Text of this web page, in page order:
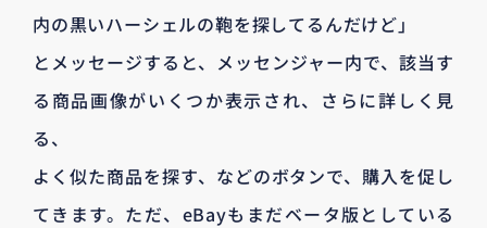
内の黒いハーシェルの鞄を探してるんだけど」
とメッセージすると、メッセンジャー内で、該当す
る商品画像がいくつか表示され、さらに詳しく見
る、
よく似た商品を探す、などのボタンで、購入を促し
てきます。ただ、eBayもまだベータ版としている